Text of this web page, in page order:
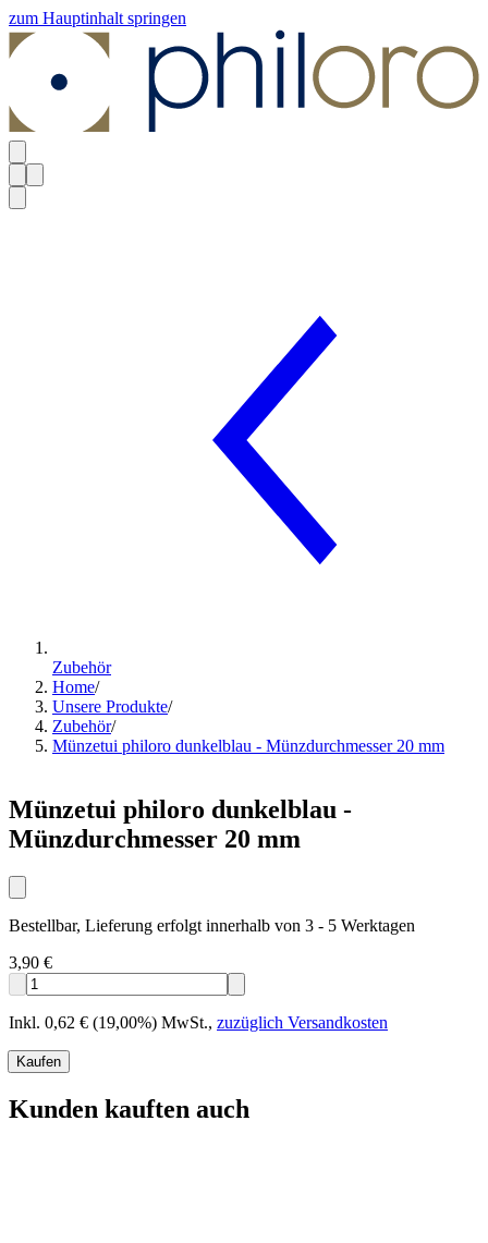
zum Hauptinhalt springen
Zubehör
Home/
Unsere Produkte/
Zubehör/
Münzetui philoro dunkelblau - Münzdurchmesser 20 mm
Münzetui philoro dunkelblau -
Münzdurchmesser 20 mm
Bestellbar, Lieferung erfolgt innerhalb von 3 - 5 Werktagen
3,90 €
Inkl. 0,62 € (19,00%) MwSt., zuzüglich Versandkosten
Kaufen
Kunden kauften auch